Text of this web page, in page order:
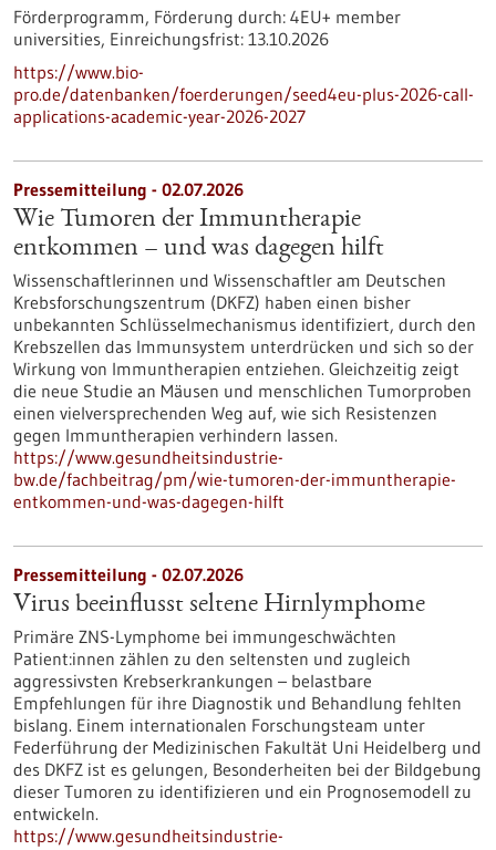
Förderprogramm, Förderung durch: 4EU+ member
universities, Einreichungsfrist: 13.10.2026
https://www.bio-
pro.de/datenbanken/foerderungen/seed4eu-plus-2026-call-
applications-academic-year-2026-2027
Pressemitteilung - 02.07.2026
Wie Tumoren der Immuntherapie
entkommen – und was dagegen hilft
Wissenschaftlerinnen und Wissenschaftler am Deutschen
Krebsforschungszentrum (DKFZ) haben einen bisher
unbekannten Schlüsselmechanismus identifiziert, durch den
Krebszellen das Immunsystem unterdrücken und sich so der
Wirkung von Immuntherapien entziehen. Gleichzeitig zeigt
die neue Studie an Mäusen und menschlichen Tumorproben
einen vielversprechenden Weg auf, wie sich Resistenzen
gegen Immuntherapien verhindern lassen.
https://www.gesundheitsindustrie-
bw.de/fachbeitrag/pm/wie-tumoren-der-immuntherapie-
entkommen-und-was-dagegen-hilft
Pressemitteilung - 02.07.2026
Virus beeinflusst seltene Hirnlymphome
Primäre ZNS-Lymphome bei immungeschwächten
Patient:innen zählen zu den seltensten und zugleich
aggressivsten Krebserkrankungen – belastbare
Empfehlungen für ihre Diagnostik und Behandlung fehlten
bislang. Einem internationalen Forschungsteam unter
Federführung der Medizinischen Fakultät Uni Heidelberg und
des DKFZ ist es gelungen, Besonderheiten bei der Bildgebung
dieser Tumoren zu identifizieren und ein Prognosemodell zu
entwickeln.
https://www.gesundheitsindustrie-